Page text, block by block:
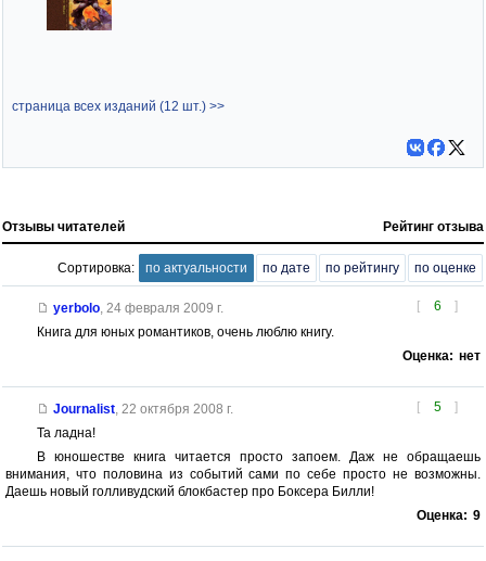
страница всех изданий (12 шт.) >>
Отзывы читателей Рейтинг отзыва
Сортировка: по актуальности по дате по рейтингу по оценке
[ 6 ]
yerbolo, 24 февраля 2009 г.
Книга для юных романтиков, очень люблю книгу.
Оценка: нет
[ 5 ]
Journalist, 22 октября 2008 г.
Та ладна!
В юношестве книга читается просто запоем. Даж не обращаешь
внимания, что половина из событий сами по себе просто не возможны.
Даешь новый голливудский блокбастер про Боксера Билли!
Оценка: 9